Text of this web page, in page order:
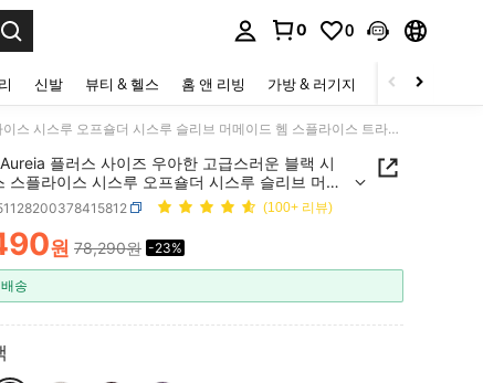
0 0
신발 뷰티 & 헬스 홈 앤 리빙 가방 & 러기지 스포츠 & 아웃
Aureia 플러스 사이즈 우아한 고급스러운 블랙 시퀸 레이스 스플라이스 시스루 오프숄더 시스루 슬리브 머메이드 헴 스플라이스 트라이앵글 메시 드레스, 이브닝 파티, 갈라, 데이트, 휴가, 결혼식, 음악 축제, 공식 행사에 적합 (복잡한 디자인)
Aureia 플러스 사이즈 우아한 고급스러운 블랙 시
스플라이스 시스루 오프숄더 시스루 슬리브 머메
플라이스 트라이앵글 메시 드레스, 이브닝 파티,
트, 휴가, 결혼식, 음악 축제, 공식 행사에 적합 (복
인)
(100+ 리뷰)
AND AVAILABILITY
원 78,290원 -23%
송